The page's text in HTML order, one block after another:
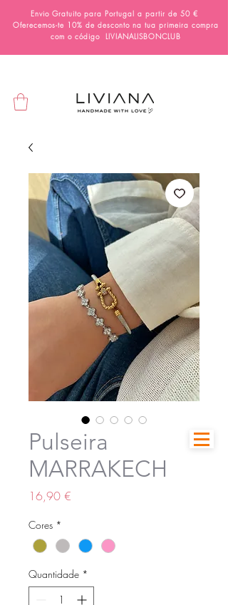
Envio Gratuito para Portugal a partir de 50 €
Oferecemos-te 10% de desconto na tua primeira compra
com o código
LIVIANALISBONCLUB
Pulseira
MARRAKECH
16,90 €
Cores *
Quantidade *